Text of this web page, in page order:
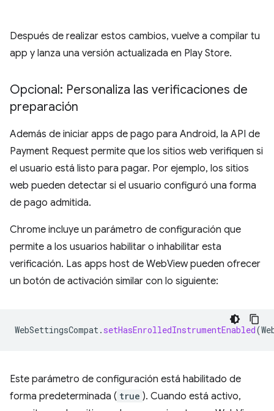
Después de realizar estos cambios, vuelve a compilar tu
app y lanza una versión actualizada en Play Store.
Opcional: Personaliza las verificaciones de
preparación
Además de iniciar apps de pago para Android, la API de
Payment Request permite que los sitios web verifiquen si
el usuario está listo para pagar. Por ejemplo, los sitios
web pueden detectar si el usuario configuró una forma
de pago admitida.
Chrome incluye un parámetro de configuración que
permite a los usuarios habilitar o inhabilitar esta
verificación. Las apps host de WebView pueden ofrecer
un botón de activación similar con lo siguiente:
WebSettingsCompat. setHasEnrolledInstrumentEnabled(
Este parámetro de configuración está habilitado de
forma predeterminada ( true ). Cuando está activo,